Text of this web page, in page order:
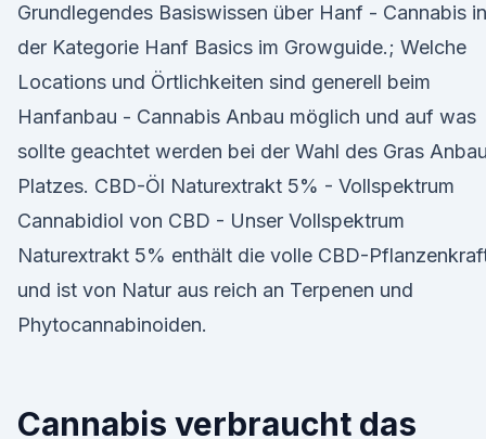
Grundlegendes Basiswissen über Hanf - Cannabis in
der Kategorie Hanf Basics im Growguide.; Welche
Locations und Örtlichkeiten sind generell beim
Hanfanbau - Cannabis Anbau möglich und auf was
sollte geachtet werden bei der Wahl des Gras Anbau
Platzes. CBD-Öl Naturextrakt 5% - Vollspektrum
Cannabidiol von CBD - Unser Vollspektrum
Naturextrakt 5% enthält die volle CBD-
und ist von Natur aus reich an Terpenen und
Phytocannabinoiden.
Cannabis verbraucht das